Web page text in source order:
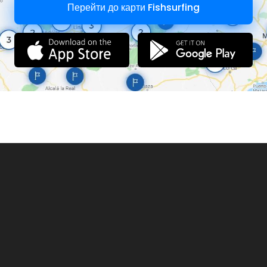
pescatori.
Sul Lago Pusiano è inoltre possibile navigare a
bordo dellaMotonave Enigma, imbarcazione
alimentata ad energia solare che consente di
ammirare il panorama circostante da una
prospettiva inedita. Mini-crociere, eventi
privati e sbarchi sull'Isola dei Cipressi
costituiscono l'offerta per vivere qualche ora
Перейти до карти Fishsurfing